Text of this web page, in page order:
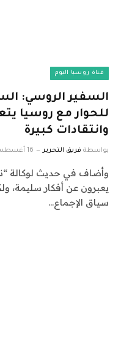
قناة روسيا اليوم
السفير الروسي:
للحوار مع روسيا
وانتقادات كبيرة
بواسطة فريق التحرير 16 أغسطس، 2024
وأضاف في حديث لوكالة
يعبرون عن أفكار سليمة،
سياق الإجماع…